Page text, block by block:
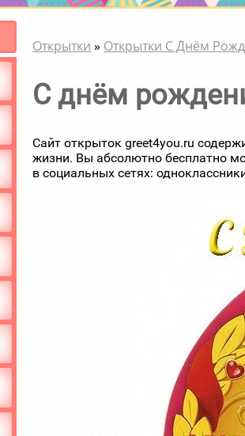
Открытки » Открытки С Днём
С днём
Сайт открыток greet4you.ru
жизни. Вы абсолютно бесплатно
в социальных сетях: